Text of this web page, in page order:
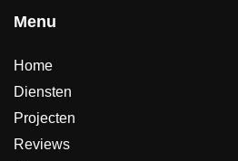
Menu
Home
Diensten
Projecten
Reviews